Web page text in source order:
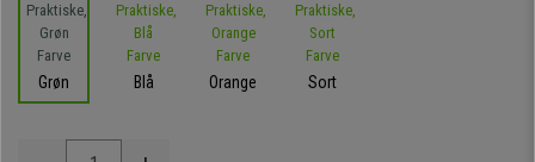
Grøn Blå Orange Sort